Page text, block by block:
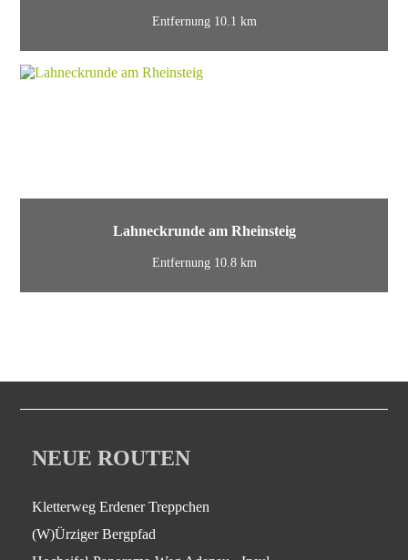
Entfernung 10.1 km
Lahneckrunde am Rheinsteig
Entfernung 10.8 km
NEUE ROUTEN
Kletterweg Erdener Treppchen
(W)Ürziger Bergpfad